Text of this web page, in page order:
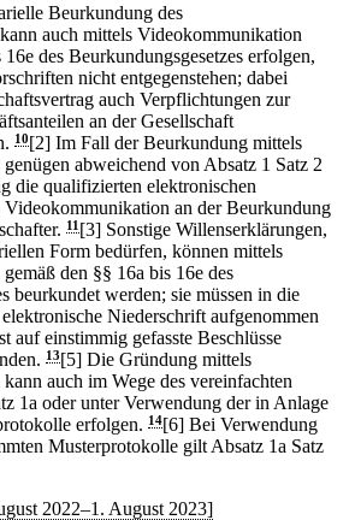
Beurkundung des
auch mittels Videokommunikation
des Beurkundungsgesetzes erfolgen,
nicht entgegenstehen; dabei
auch Verpflichtungen zur
an der Gesellschaft
10[2] Im Fall der Beurkundung mittels
abweichend von Absatz 1 Satz 2
die qualifizierten elektronischen
Videokommunikation an der Beurkundung
11 [3] Sonstige Willenserklärungen,
Form bedürfen, können mittels
den §§ 16a bis 16e des
beurkundet werden; sie müssen in die
Niederschrift aufgenommen
auf einstimmig gefasste Beschlüsse
13[5] Die Gründung mittels
auch im Wege des vereinfachten
1a oder unter Verwendung der in Anlage
erfolgen. 14[6] Bei Verwendung
Musterprotokolle gilt Absatz 1a Satz
2022–1. August 2023]